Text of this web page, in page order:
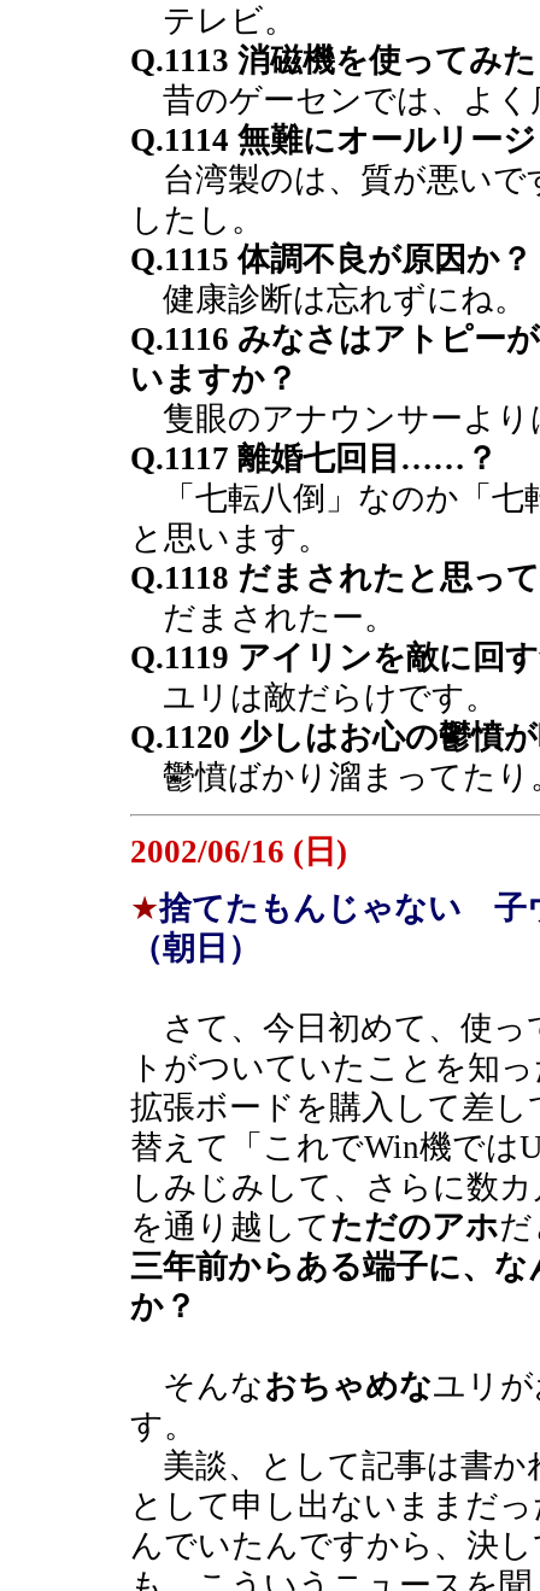
テレビ。
Q.1113 消磁機を使ってみ
昔のゲーセンでは、よく
Q.1114 無難にオールリー
台湾製のは、質が悪いで
したし。
Q.1115 体調不良が原因か？
健康診断は忘れずにね。
Q.1116 みなさはアトピー
いますか？
隻眼のアナウンサーより
Q.1117 離婚七回目……？
「七転八倒」なのか「七
と思います。
Q.1118 だまされたと思っ
だまされたー。
Q.1119 アイリンを敵に回
ユリは敵だらけです。
Q.1120 少しはお心の鬱憤
鬱憤ばかり溜まってたり
2002/06/16 (日)
★捨てたもんじゃない 子
（朝日）
さて、今日初めて、使っ
トがついていたことを知
拡張ボードを購入して差
替えて「これでWin機では
しみじみして、さらに数
を通り越してただのアホ
三年前からある端子に、
か？
そんなおちゃめなユリ
す。
美談、として記事は書か
として申し出ないままだ
んでいたんですから、決